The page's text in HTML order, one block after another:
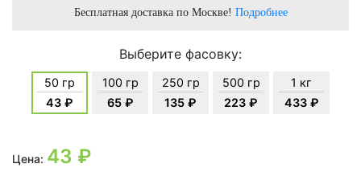
Бесплатная доставка по Москве! Подробнее
Выберите фасовку:
50 гр
43 ₽
100 гр
65 ₽
250 гр
135 ₽
500 гр
223 ₽
1 кг
433 ₽
Цена: 43 ₽